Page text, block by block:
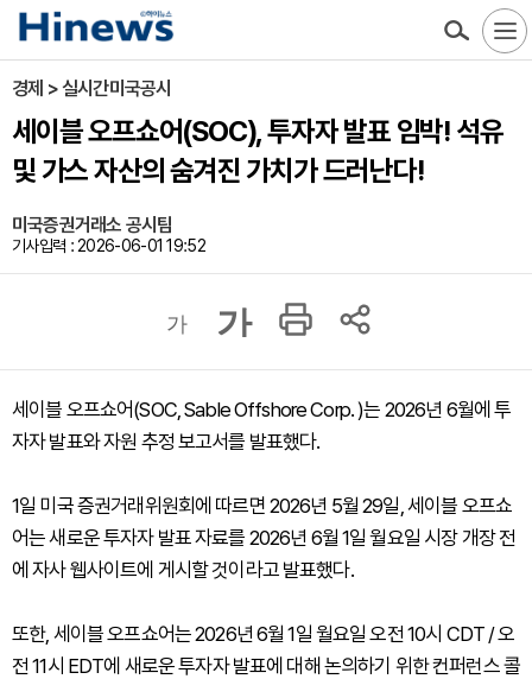
경제 > 실시간미국공시
세이블 오프쇼어(SOC), 투자자 발표 임박! 석유
및 가스 자산의 숨겨진 가치가 드러난다!
미국증권거래소 공시팀
기사입력 : 2026-06-01 19:52
가 가
세이블 오프쇼어(SOC, Sable Offshore Corp. )는 2026년 6월에 투
자자 발표와 자원 추정 보고서를 발표했다.
1일 미국 증권거래위원회에 따르면 2026년 5월 29일, 세이블 오프쇼
어는 새로운 투자자 발표 자료를 2026년 6월 1일 월요일 시장 개장 전
에 자사 웹사이트에 게시할 것이라고 발표했다.
또한, 세이블 오프쇼어는 2026년 6월 1일 월요일 오전 10시 CDT / 오
전 11시 EDT에 새로운 투자자 발표에 대해 논의하기 위한 컨퍼런스 콜